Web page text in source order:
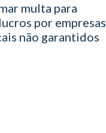
multa para
por empresas
não garantidos